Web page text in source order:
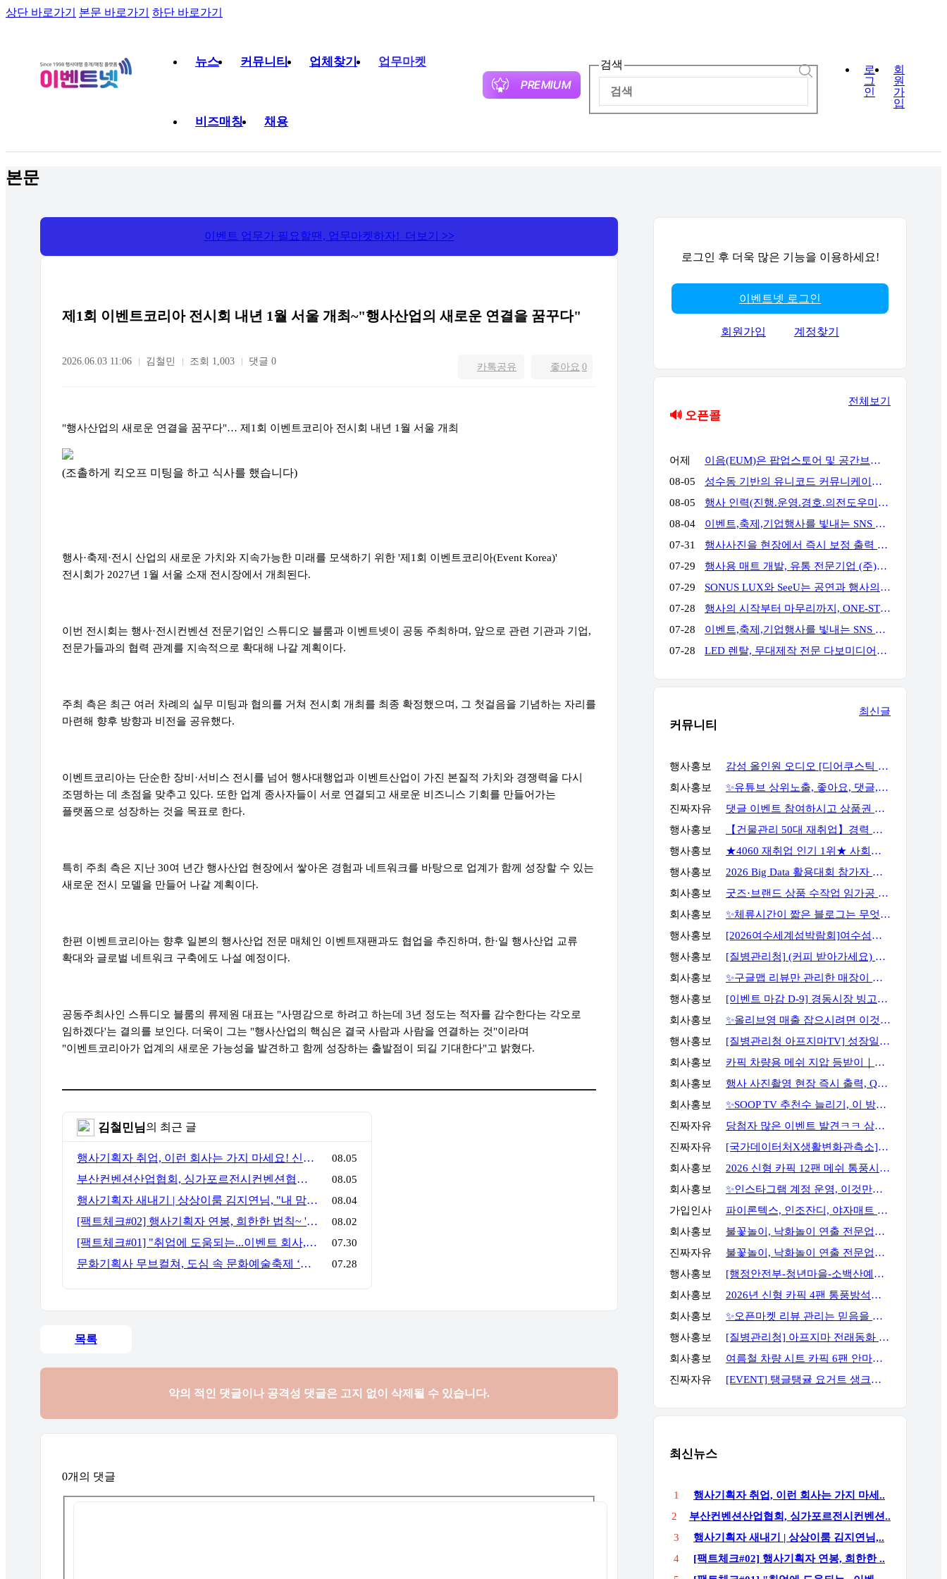
상단 바로가기 본문 바로가기 하단 바로가기
뉴스 커뮤니티 업체찾기 업무마켓
비즈매칭 채용
검색
로
그
인
회
원
가
입
본문
이벤트 업무가 필요할땐, 업무마켓하자! 더보기 >>
제1회 이벤트코리아 전시회 내년 1월 서울 개최~"행사산업의 새로운 연결을 꿈꾸다"
2026.06.03 11:06 김철민 조회 1,003 댓글 0
좋아요 0
카톡공유
"행사산업의 새로운 연결을 꿈꾸다"… 제1회 이벤트코리아 전시회 내년 1월 서울 개최
(조촐하게 킥오프 미팅을 하고 식사를 했습니다)
행사·축제·전시 산업의 새로운 가치와 지속가능한 미래를 모색하기 위한 '제1회 이벤트코리아(Event Korea)'
전시회가 2027년 1월 서울 소재 전시장에서 개최된다.
이번 전시회는 행사·전시컨벤션 전문기업인 스튜디오 블룸과 이벤트넷이 공동 주최하며, 앞으로 관련 기관과 기업,
전문가들과의 협력 관계를 지속적으로 확대해 나갈 계획이다.
주최 측은 최근 여러 차례의 실무 미팅과 협의를 거쳐 전시회 개최를 최종 확정했으며, 그 첫걸음을 기념하는 자리를
마련해 향후 방향과 비전을 공유했다.
이벤트코리아는 단순한 장비·서비스 전시를 넘어 행사대행업과 이벤트산업이 가진 본질적 가치와 경쟁력을 다시
조명하는 데 초점을 맞추고 있다. 또한 업계 종사자들이 서로 연결되고 새로운 비즈니스 기회를 만들어가는
플랫폼으로 성장하는 것을 목표로 한다.
특히 주최 측은 지난 30여 년간 행사산업 현장에서 쌓아온 경험과 네트워크를 바탕으로 업계가 함께 성장할 수 있는
새로운 전시 모델을 만들어 나갈 계획이다.
한편 이벤트코리아는 향후 일본의 행사산업 전문 매체인 이벤트재팬과도 협업을 추진하며, 한·일 행사산업 교류
확대와 글로벌 네트워크 구축에도 나설 예정이다.
공동주최사인 스튜디오 블룸의 류제원 대표는 "사명감으로 하려고 하는데 3년 정도는 적자를 감수한다는 각오로
임하겠다'는 결의를 보인다. 더욱이 그는 "행사산업의 핵심은 결국 사람과 사람을 연결하는 것"이라며
"이벤트코리아가 업계의 새로운 가능성을 발견하고 함께 성장하는 출발점이 되길 기대한다"고 밝혔다.
김철민님의 최근 글
행사기획자 취업, 이런 회사는 가지 마세요! 신입이 꼭 알아야 할 5가지 기준[이벤트산업 팩트체크#3] 08.05
부산컨벤션산업협회, 싱가포르전시컨벤션협회(SACEOS)와 업무협약 체결… 아시아 마이스 협력 확대 08.05
행사기획자 새내기 | 상상이룸 김지연님, "내 맘대로, 내 뜻대로 행사를 만든다 08.04
[팩트체크#02] 행사기획자 연봉, 희한한 법칙~ '첨에는 비실, 3년만 지나면 튼실' 08.02
[팩트체크#01] "취업에 도움되는...이벤트 회사, 어떻게 구분할까?"… 1인당 매출 '3억 원'의 법칙 07.30
문화기획사 무브컬쳐, 도심 속 문화예술축제 ‘서초 클래식 테마파크: 봄밤의 클래식’ 성공적 연출 07.28
목록
악의 적인 댓글이나 공격성 댓글은 고지 없이 삭제될 수 있습니다.
0개의 댓글
로그인 후 더욱 많은 기능을 이용하세요!
이벤트넷 로그인
회원가입 계정찾기
🔊 오픈콜
전체보기
어제
이음(EUM)은 팝업스토어 및 공간브랜딩 전문 업체로서 공간에서 고객과의 접점을 통해 공간에서의 체험과 브랜드 경험을 통해 고객의 마음을 움직일 수 있는 전문 기업입니다. 성수동, 홍대앞, 더현대여의도, 현대백화점 판교 & 목동 & 삼성 & 압구정, 롯데백화점 잠실 & 에비뉴엘, 양양 서피비치, 스타필드, IFC몰, 코엑스, 킨텍스, 교보 & 영풍문고, 부산 밀락타운 & 더베이 101, 콘래드 호텔, 동해안, 전국 리조트 및 호텔 등등에서 경험과 실적을 가지고 있으며, 팝업스토어와 공간브랜딩을 디자인에서부터 시공, 철거까지 완벽한 원스탑 서비스를 대행해드리고 있습니다.
08-05
성수동 기반의 유니코드 커뮤니케이션즈는 브랜드의 가치를 감각적으로 현장화하는 마케팅·프로모션 전문 대행사입니다. 팝업스토어, 기업 행사, 전시부터 축제 부스까지 콘셉트 기획·공간 연출·현장 운영을 통합 수행하여 완성도 높은 행사를 만듭니다. 기획부터 공간연출 현장운영 인력섭외까지 유니코드에게 맞겨주세요!
08-05
행사 인력(진행.운영.경호.의전도우미.프로모터.관람객등) 토탈 에이전시 입니다. 행사 운영에 어려움 많으시죠? 저희가 해결 해드립니다!!!! 연락주세요~!!! 주)월드플래닝 입니다.
08-04
이벤트,축제,기업행사를 빛내는 SNS 숏폼 360 포토(영상)부스입니다. 전문 운영팀이 진행,설치,철거까지 완벽하게 책임집니다. 문의만 주시면 이벤트에 맞게 운영을 제안해드리며,전국 어디서나 렌탈 가능합니다. 인스타그램) https://www.instagram.com/360photo.kr/ 블로그) https://blog.naver.com/360photobooth/ TEL) 032-322-3367 Email) contact@360photo.kr 카톡문의) http://pf.kakao.com/_rxdBin/chat
07-31
행사사진을 현장에서 즉시 보정 출력 진행하는 미스터문포토 문성준실장입니다. 하이브 행사 사진출력 전속진행업체입니다. 포토존사진인화.출력 실시간 상담 http://pf.kakao.com/_Lxkxbxon/chat
07-29
행사용 매트 개발, 유통 전문기업 (주)비오케이 입니다. 기업행사용 '파이론텍스(파이텍스)', '화사한 조경 인조잔디'를 행사 분야에 대량 공급하고 있습니다. 단순 구매 및 렌탈, 시공 까지 모두 가능하며 온-오프라인 최저가 공급을 약속합니다. 실제 거래 중인 기업 대표님들께서 아주 저렴하게 만족스러운 품질로 사용 중이십니다. 문의: 010 4II9 43II 이메일: kbs@bokkorea.com
07-29
SONUS LUX와 SeeU는 공연과 행사의 음향·조명을 설계하고 운영하는 현장 전문팀입니다. 방송 프로그램, 국가행사, 대형 페스티벌, 기업행사 등 다양한 프로젝트에서 축적한 경험을 바탕으로 공간 구조와 행사 성격, 관객 규모에 맞는 시스템을 구성합니다. 장비 수량이나 규모를 앞세우기보다 명료한 사운드, 효과적인 조명 연출, 안정적인 현장 운영을 중요하게 생각합니다. 공연, 기업행사, 컨퍼런스, 전시, 학교축제, 교회 행사 등 각 현장에 필요한 음향·조명 장비와 전문 인력을 제공합니다. 주요 업무 공연 및 행사 음향·조명 장비 렌탈 현장 여건에 맞춘 시스템 설계와 장비 구성 FOH·모니터·재생·송출 음향 운영 무대조명 디자인 및 오퍼레이팅 장비 설치, 시스템 튜닝 및 현장 기술 관리 문의 대표: 김수한 연락처: 010-8309-1024 이메일: sonus-lux@naver.com
07-28
행사의 시작부터 마무리까지, ONE-STOP 행사 전문 파트너 행사 기획·운영부터 무대·음향·조명·LED 스크린 시스템, 전문 기술 인력까지 모두 갖춘 원스톱 행사 전문 업체입니다. 행사에 필요한 여러 업체를 따로 섭외할 필요 없이, 기획부터 설치·운영·철수까지 전 과정을 하나의 파트너가 책임지고 수행합니다. WHY US? ✅ 풍부한 수행 경험과 검증된 운영 노하우 공공기관·지자체·지역축제·기업행사 등 다양한 프로젝트 수행 경험을 바탕으로 안정적이고 체계적인 행사 운영을 제공합니다. ✅ 전문 기술 인력의 체계적인 현장 운영 무대·음향·조명·LED 스크린까지 숙련된 전문 인력이 직접 운영하여 완성도 높은 행사 품질과 신속한 현장 대응을 제공합니다. ✅ 자체 장비 시스템 기반의 원스톱 서비스 무대·음향·조명·LED 스크린 등 주요 행사 장비를 자체 보유하여 높은 품질, 신속한 대응, 합리적인 비용으로 효율적인 행사 운영을 지원합니다. 주요 서비스 ✔ 공공기관·지자체 공식 행사 (준공식, 개소식, 기념식, 선포식 등) ✔ 지역축제·문화·관광 행사 ✔ 기업·기관·단체 행사 (체육대회, 워크숍, 기념행사 등) ✔ 무대·음향·조명·LED 시스템 설계·설치 및 운영
07-28
이벤트,축제,기업행사를 빛내는 SNS 숏폼 360 포토(영상)부스입니다. 전문 운영팀이 진행,설치,철거까지 완벽하게 책임집니다. 문의만 주시면 이벤트에 맞게 운영을 제안해드리며,전국 어디서나 렌탈 가능합니다. 인스타그램) https://www.instagram.com/360photo.kr/ 블로그) https://blog.naver.com/360photobooth/ TEL) 032-322-3367 Email) contact@360photo.kr 카톡문의) http://pf.kakao.com/_rxdBin/chat
07-28
LED 렌탈, 무대제작 전문 다보미디어입니다! 연락주세요!
커뮤니티
최신글
행사홍보
감성 올인원 오디오 [디어쿠스틱 알토] 최대 23% 할인
회사홍보
✨유튜브 상위노출, 좋아요, 댓글, 구독, 알림설정까지 관리하세요✨
진짜자유
댓글 이벤트 참여하시고 상품권 받아가세요!
행사홍보
【건물관리 50대 재취업】경력 없이 안전관리자 준비하는 방법
행사홍보
★4060 재취업 인기 1위★ 사회복지사 2급, 시험 없이 취득 하는 방법
행사홍보
2026 Big Data 활용대회 참가자 모집
회사홍보
굿즈·브랜드 상품 수작업 임가공 포장 전문 서비스, GOODSPACK (소량 포장 가능)
회사홍보
✨체류시간이 짧은 블로그는 무엇부터 바꿔야 할까요?✨
행사홍보
[2026여수세계섬박람회]여수섬바다 댄스 챌린지 EVENT
행사홍보
[질병관리청] (커피 받아가세요) 화영이의 성장일기 5화 OX 퀴즈 이벤트
회사홍보
✨구글맵 리뷰만 관리한 매장이 오래 버티지 못하는 이유✨
행사홍보
[이벤트 마감 D-9] 경동시장 빙고판 채우고 마사지기, 아이스크림 등 받아가세요!
회사홍보
✨올리브영 매출 잡으시려면 이것만큼은 꼭 알고 계셔야 합니다✨
행사홍보
[질병관리청 아프지마TV] 성장일기 5화 OX 퀴즈 이벤트
회사홍보
카픽 차량용 메쉬 지압 등받이｜운전할 때도, 사무실에서도 허리까지 편안하게
회사홍보
행사 사진촬영 현장 즉시 출력, QR사진으로 다운로드 가능까지
회사홍보
✨SOOP TV 추천수 늘리기, 이 방법으로 해결할 수 있습니다✨
진짜자유
당첨자 많은 이벤트 발견ㅋㅋ 삼성스토어 블로그 포스트 공유 이벤트
진짜자유
[국가데이터처X생활변화관측소] 구독·댓글 이벤트
회사홍보
2026 신형 카픽 12팬 메쉬 통풍시트｜차 안 더위와 답답함을 줄여주는 차량용 통풍시트
회사홍보
✨인스타그램 계정 운영, 이것만큼은 꼭 알고 시작하세요✨
가입인사
파이론텍스, 인조잔디, 야자매트 가장 저렴하게 공급합니다.
회사홍보
불꽃놀이, 낙화놀이 연출 전문업체 세홍SFC 입니다
진짜자유
불꽃놀이, 낙화놀이 연출 전문업체 세홍SFC 입니다
행사홍보
[행정안전부-청년마을-소백산예술촌] 무료 주말 기획자 과정
회사홍보
2026년 신형 카픽 4팬 통풍방석｜차량·가정 겸용 자동 착석감지 통풍방석
회사홍보
✨오픈마켓 리뷰 관리는 믿음을 주는 곳에서 진행해야 합니다✨
행사홍보
[질병관리청] 아프지마 전래동화 혹부리영감 이벤트
회사홍보
여름철 차량 시트 카픽 6팬 안마통풍시트
진짜자유
[EVENT] 탱글탱귤 요거트 생크림 케이크 신상 출시! 소문내고 선물받자!
최신뉴스
1
행사기획자 취업, 이런 회사는 가지 마세..
2
부산컨벤션산업협회, 싱가포르전시컨벤션..
3
행사기획자 새내기 | 상상이룸 김지연님,..
4
[팩트체크#02] 행사기획자 연봉, 희한한 ..